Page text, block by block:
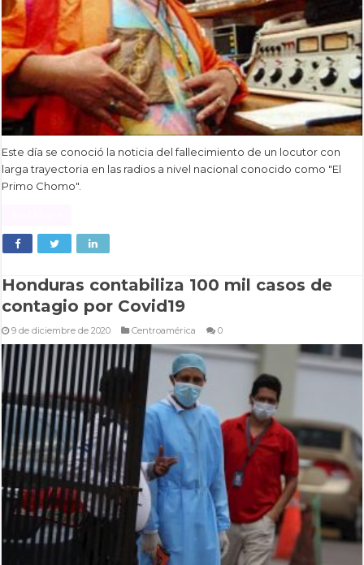
Este día se conoció la noticia del fallecimiento de un locutor con
larga trayectoria en las radios a nivel nacional conocido como "El
Primo Chomo".
Honduras contabiliza 100 mil casos de
contagio por Covid19
9 de diciembre de 2020 Centroamérica 0